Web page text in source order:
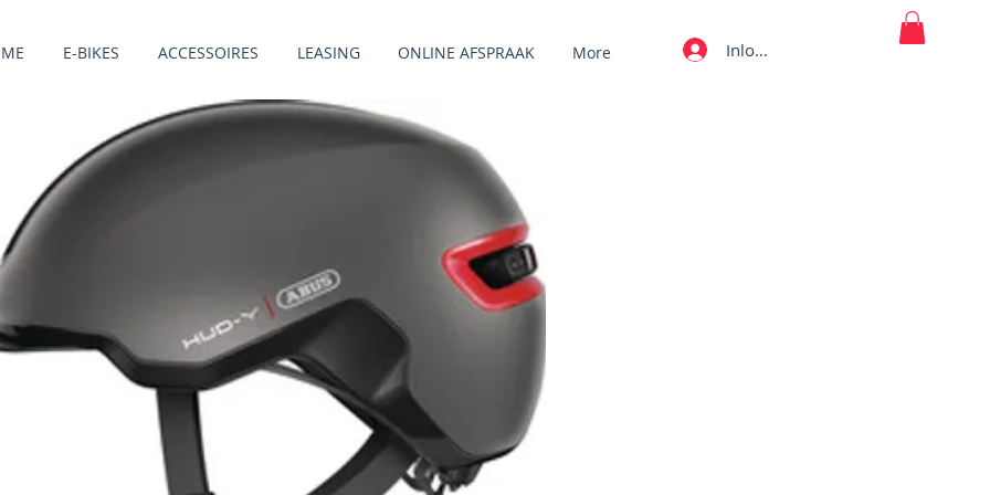
E-BIKES ACCESSOIRES LEASING ONLINE AFSPRAAK More Inloggen